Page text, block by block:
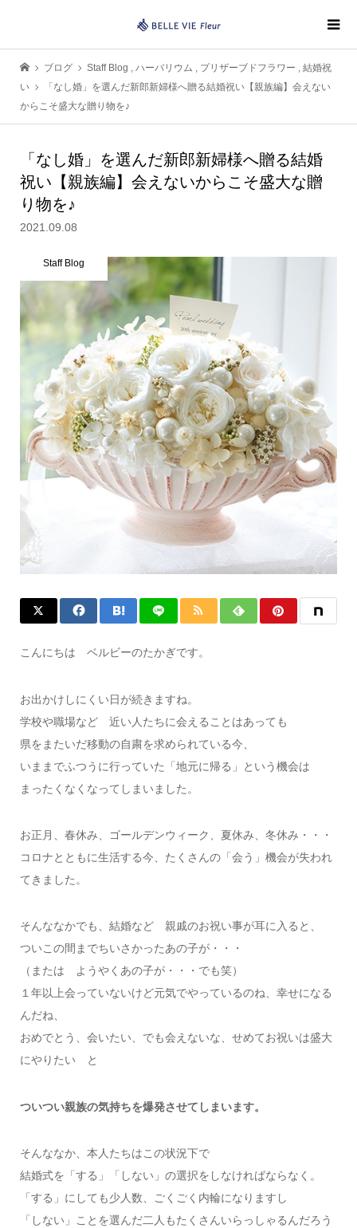
ブログ Staff Blog , ハーバリウム , プリザーブドフラワー , 結婚祝
い
「なし婚」を選んだ新郎新婦様へ贈る結婚祝い【親族編】会えない
からこそ盛大な贈り物を♪
「なし婚」を選んだ新郎新婦様へ贈る結婚
祝い【親族編】会えないからこそ盛大な贈
り物を♪
2021.09.08
Staff Blog
こんにちは ベルビーのたかぎです。
お出かけしにくい日が続きますね。
学校や職場など 近い人たちに会えることはあっても
県をまたいだ移動の自粛を求められている今、
いままでふつうに行っていた「地元に帰る」という機会は
まったくなくなってしまいました。
お正月、春休み、ゴールデンウィーク、夏休み、冬休み・・・
コロナとともに生活する今、たくさんの「会う」機会が失われ
てきました。
そんななかでも、結婚など 親戚のお祝い事が耳に入ると、
ついこの間までちいさかったあの子が・・・
（または ようやくあの子が・・・でも笑）
１年以上会っていないけど元気でやっているのね、幸せになる
んだね、
おめでとう、会いたい、でも会えないな、せめてお祝いは盛大
にやりたい と
ついつい親族の気持ちを爆発させてしまいます。
そんななか、本人たちはこの状況下で
結婚式を「する」「しない」の選択をしなければならなく。
「する」にしても少人数、ごくごく内輪になりますし
「しない」ことを選んだ二人もたくさんいらっしゃるんだろう